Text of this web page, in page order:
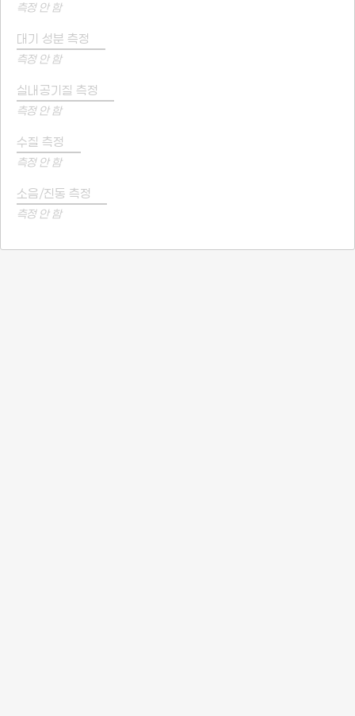
측정 안 함
대기 성분 측정
측정 안 함
실내공기질 측정
측정 안 함
수질 측정
측정 안 함
소음/진동 측정
측정 안 함